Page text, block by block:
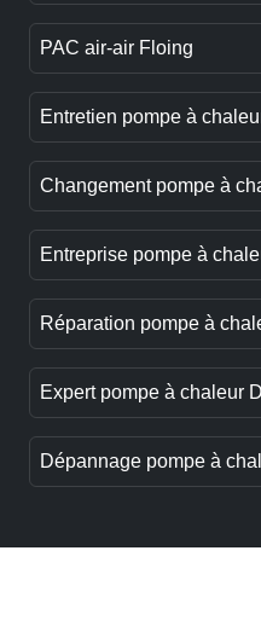
PAC air-air Floing
Entretien pompe à
Changement pompe à
Entreprise pompe à
Réparation pompe à
Expert pompe à chaleur
Dépannage pompe à